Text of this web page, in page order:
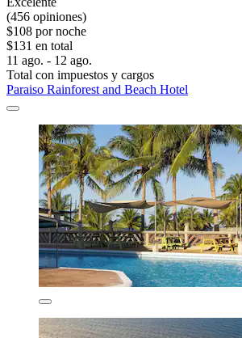
(456 opiniones)
$108 por noche
$131 en total
11 ago. - 12 ago.
Total con impuestos y cargos
Paraiso Rainforest and Beach Hotel